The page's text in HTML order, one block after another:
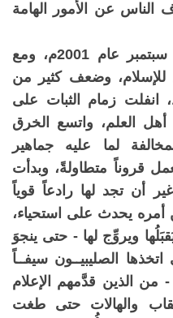
عن الأمور الهامة
بعد أحداث الحادي عشر من سبتمبر عام 2001م، ومع
للإسلام، وضعف كثير من
انفلت زمام الثبات على
العلم، واتسع الخرق
لما عليه جماهير
قروناً متطاولةً، وبدأت
أن تجد لها رادعاً قوياً
أمره يحدث على استحياء،
ويروِّج لها - حتى ينجوَ
الصليبيــون سيفــاً
من الذين قدَّمهم الإعلام
والهالات حتى طغت